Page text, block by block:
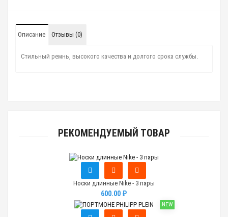
Описание Отзывы (0)
Стильный ремнь, высокого качества и долгого срока службы.
РЕКОМЕНДУЕМЫЙ ТОВАР
Носки длинные Nike - 3 пары
600.00 ₽
NEW